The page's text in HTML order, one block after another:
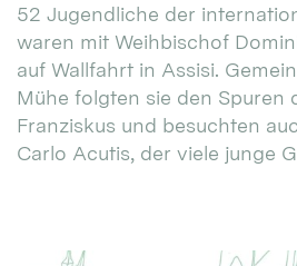
52 Jugendliche der
waren mit Weihbischof
auf Wallfahrt in Assisi.
Mühe folgten sie den Spuren
Franziskus und besuchten
Carlo Acutis, der viele junge